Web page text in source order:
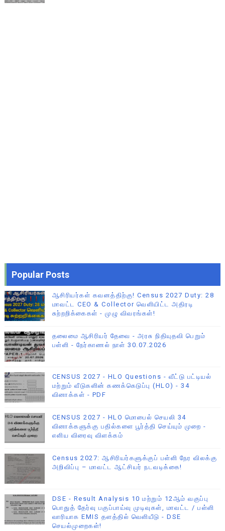
Popular Posts
ஆசிரியர்கள் கவனத்திற்கு! Census 2027 Duty: 28
மாவட்ட CEO & Collector வெளியிட்ட அதிரடி
சுற்றறிக்கைகள் - முழு விவரங்கள்!
தலைமை ஆசிரியர் தேவை - அரசு நிதியுதவி பெறும்
பள்ளி - நேர்காணல் நாள் 30.07.2026
CENSUS 2027 - HLO Questions - வீட்டு பட்டியல்
மற்றும் வீடுகளின் கணக்கெடுப்பு (HLO) - 34
வினாக்கள் - PDF
CENSUS 2027 - HLO மொபைல் செயலி 34
வினாக்களுக்கு பதில்களை பூர்த்தி செய்யும் முறை -
எளிய விரைவு விளக்கம்
Census 2027: ஆசிரியர்களுக்குப் பள்ளி நேர விலக்கு
அறிவிப்பு – மாவட்ட ஆட்சியர் நடவடிக்கை!
DSE - Result Analysis 10 மற்றும் 12ஆம் வகுப்பு
பொதுத் தேர்வு பகுப்பாய்வு முடிவுகள், மாவட்ட / பள்ளி
வாரியாக EMIS தளத்தில் வெளியீடு - DSE
செயல்முறைகள்!